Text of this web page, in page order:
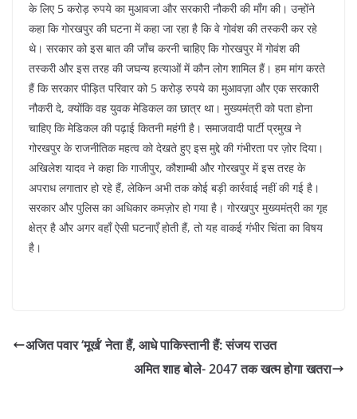
के लिए 5 करोड़ रुपये का मुआवजा और सरकारी नौकरी की माँग की। उन्होंने
कहा कि गोरखपुर की घटना में कहा जा रहा है कि वे गोवंश की तस्करी कर रहे
थे। सरकार को इस बात की जाँच करनी चाहिए कि गोरखपुर में गोवंश की
तस्करी और इस तरह की जघन्य हत्याओं में कौन लोग शामिल हैं। हम मांग करते
हैं कि सरकार पीड़ित परिवार को 5 करोड़ रुपये का मुआवज़ा और एक सरकारी
नौकरी दे, क्योंकि वह युवक मेडिकल का छात्र था। मुख्यमंत्री को पता होना
चाहिए कि मेडिकल की पढ़ाई कितनी महंगी है। समाजवादी पार्टी प्रमुख ने
गोरखपुर के राजनीतिक महत्व को देखते हुए इस मुद्दे की गंभीरता पर ज़ोर दिया।
अखिलेश यादव ने कहा कि गाजीपुर, कौशाम्बी और गोरखपुर में इस तरह के
अपराध लगातार हो रहे हैं, लेकिन अभी तक कोई बड़ी कार्रवाई नहीं की गई है।
सरकार और पुलिस का अधिकार कमज़ोर हो गया है। गोरखपुर मुख्यमंत्री का गृह
क्षेत्र है और अगर वहाँ ऐसी घटनाएँ होती हैं, तो यह वाकई गंभीर चिंता का विषय
है।
अजित पवार ‘मूर्ख’ नेता हैं, आधे पाकिस्तानी हैं: संजय राउत
अमित शाह बोले- 2047 तक खत्म होगा खतरा